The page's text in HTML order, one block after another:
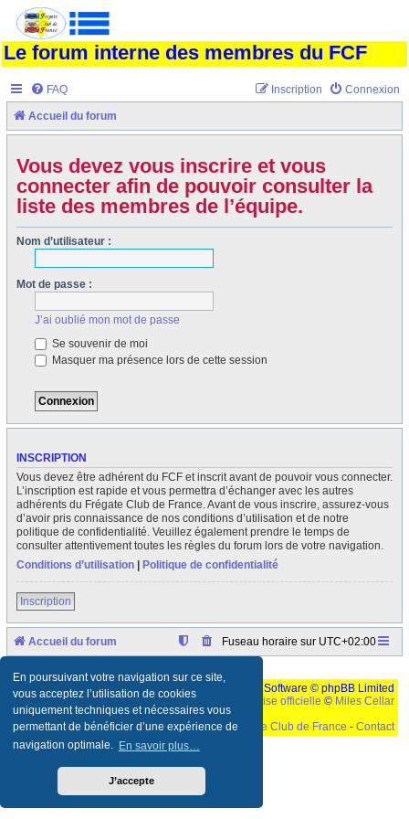
En poursuivant votre navigation sur ce site,
vous acceptez l’utilisation de cookies
uniquement techniques et nécessaires vous
permettant de bénéficier d’une expérience de
navigation optimale. En savoir plus…
J’accepte
Le forum interne des membres du FCF
FAQ Connexion
Inscription
Accueil du forum
Vous devez vous inscrire et vous
connecter afin de pouvoir consulter la
liste des membres de l’équipe.
Nom d’utilisateur :
Mot de passe :
J’ai oublié mon mot de passe
Se souvenir de moi
Masquer ma présence lors de cette session
INSCRIPTION
Vous devez être adhérent du FCF et inscrit avant de pouvoir vous connecter.
L’inscription est rapide et vous permettra d’échanger avec les autres
adhérents du Frégate Club de France. Avant de vous inscrire, assurez-vous
d’avoir pris connaissance de nos conditions d’utilisation et de notre
politique de confidentialité. Veuillez également prendre le temps de
consulter attentivement toutes les règles du forum lors de votre navigation.
Conditions d’utilisation
Politique de confidentialité
Inscription
Accueil du forum Fuseau horaire sur UTC+02:00
Développé parphpBB
® Forum Software © phpBB Limited
Traduction française officielle © Miles Cellar
©Le Frégate Club de France - Contact
Ceci est un texte de remplissage qui n'a pour but que forcer l'elargissement de la div page...
parametres d'affichage pas defaut de votre navigateur" faut bien trouver des paliatifs !